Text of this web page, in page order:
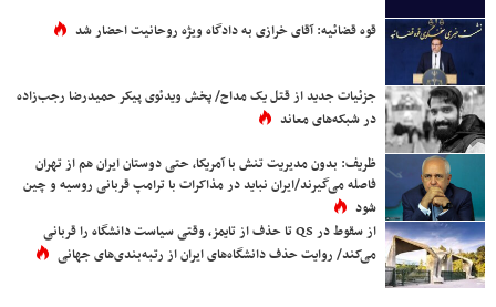
قوه قضائیه: آقای خرازی به دادگاه ویژه روحانیت احضار شد
جزئیات جدید از قتل یک مداح/ پخش ویدئوی پیکر حمیدرضا رجب‌زاده
در شبکه‌های معاند
ظریف: بدون مدیریت تنش با آمریکا، حتی دوستان ایران هم از تهران
فاصله می‌گیرند/ایران نباید در مذاکرات با ترامپ قربانی روسیه و چین
شود
از سقوط در QS تا حذف از تایمز، وقتی سیاست دانشگاه را قربانی
می‌کند/ روایت حذف دانشگاه‌های ایران از رتبه‌بندی‌های جهانی